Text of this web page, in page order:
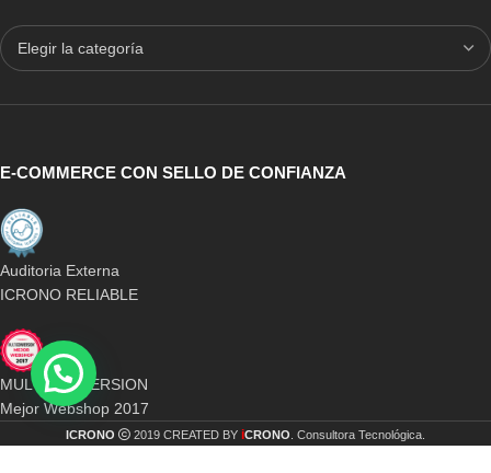
E-COMMERCE CON SELLO DE CONFIANZA
Auditoria Externa
ICRONO RELIABLE
MULTICONVERSION
Mejor Webshop 2017
ICRONO 2019 CREATED BY iCRONO . Consultora Tecnológica.